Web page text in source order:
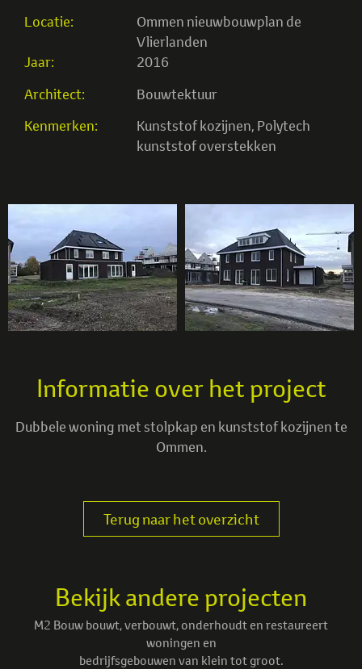
Locatie:
Ommen nieuwbouwplan de
Vlierlanden
Jaar:
2016
Architect:
Bouwtektuur
Kenmerken:
Kunststof kozijnen, Polytech
kunststof overstekken
Informatie over het project
Dubbele woning met stolpkap en kunststof kozijnen te
Ommen.
Terug naar het overzicht
Bekijk andere projecten
M2 Bouw bouwt, verbouwt, onderhoudt en restaureert
woningen en
bedrijfsgebouwen van klein tot groot.